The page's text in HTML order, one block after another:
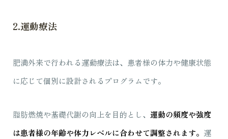
2.運動療法
肥満外来で行われる運動療法は、患者様の体力や健康状態
に応じて個別に設計されるプログラムです。
脂肪燃焼や基礎代謝の向上を目的とし、 運動の頻度や強度
は患者様の年齢や体力レベルに合わせて調整されます。 運